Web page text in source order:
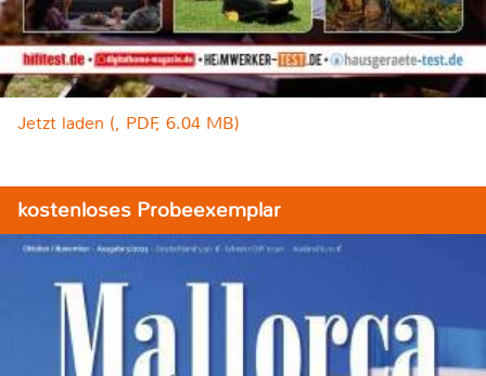
Jetzt laden (, PDF, 6.04 MB)
kostenloses Probeexemplar